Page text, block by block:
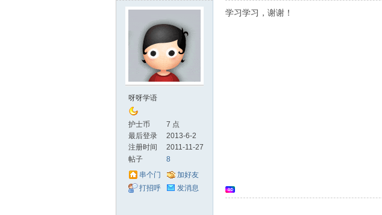
呀呀学语
护士币
7 点
最后登录
2013-6-2
注册时间
2011-11-27
帖子
8
串个门
加好友
打招呼
发消息
学习学习，谢谢！